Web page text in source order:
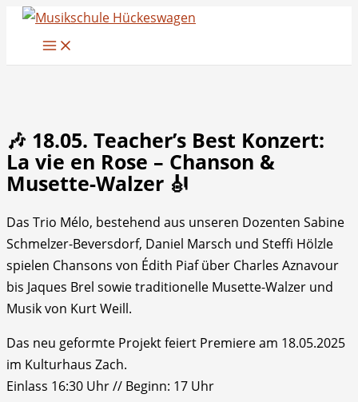
Zum
🎶 18.05. Teacher’s Best Konzert:
La vie en Rose – Chanson &
Musette-Walzer 🎻
Das Trio Mélo, bestehend aus unseren Dozenten Sabine
Schmelzer-Beversdorf, Daniel Marsch und Steffi Hölzle
spielen Chansons von Édith Piaf über Charles Aznavour
bis Jaques Brel sowie traditionelle Musette-Walzer und
Musik von Kurt Weill.
Das neu geformte Projekt feiert Premiere am 18.05.2025
im Kulturhaus Zach.
Einlass 16:30 Uhr // Beginn: 17 Uhr